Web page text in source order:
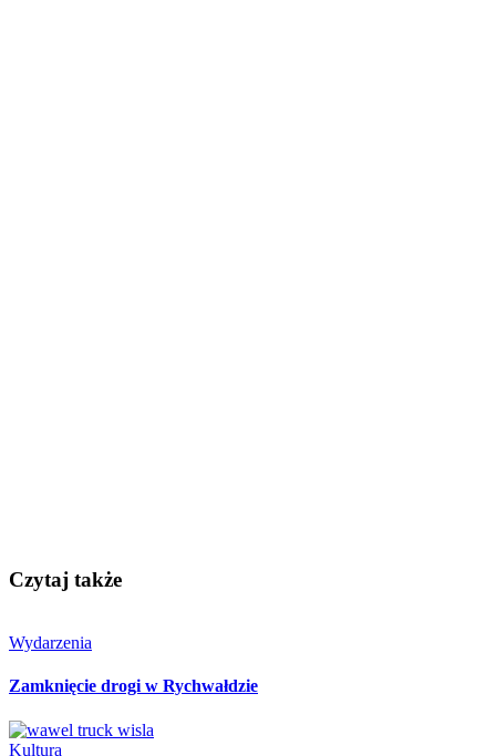
Czytaj także
Wydarzenia
Zamknięcie drogi w Rychwałdzie
Kultura